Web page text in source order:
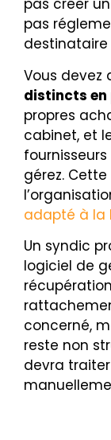
pas créer
pas
destinataire
Vous devez
distincts
propres
cabinet, et
gérez.
adapté à la
Un syndic
logiciel de
concerné,
reste non
devra